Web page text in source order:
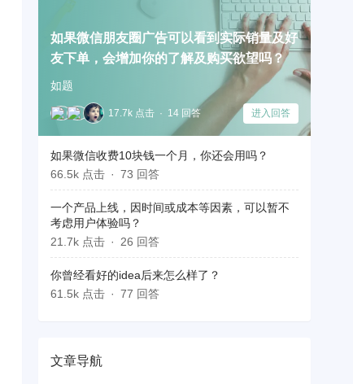
如果微信朋友圈广告可以看到实际销量及好
友下单，会增加你的了解及购买欲望吗？
如题
17.7k 点击 14 回答 进入回答
如果微信收费10块钱一个月，你还会用吗？
66.5k 点击
73 回答
一个产品上线，因时间或成本等因素，可以暂不
考虑用户体验吗？
21.7k 点击
26 回答
你曾经看好的idea后来怎么样了？
61.5k 点击
77 回答
文章导航